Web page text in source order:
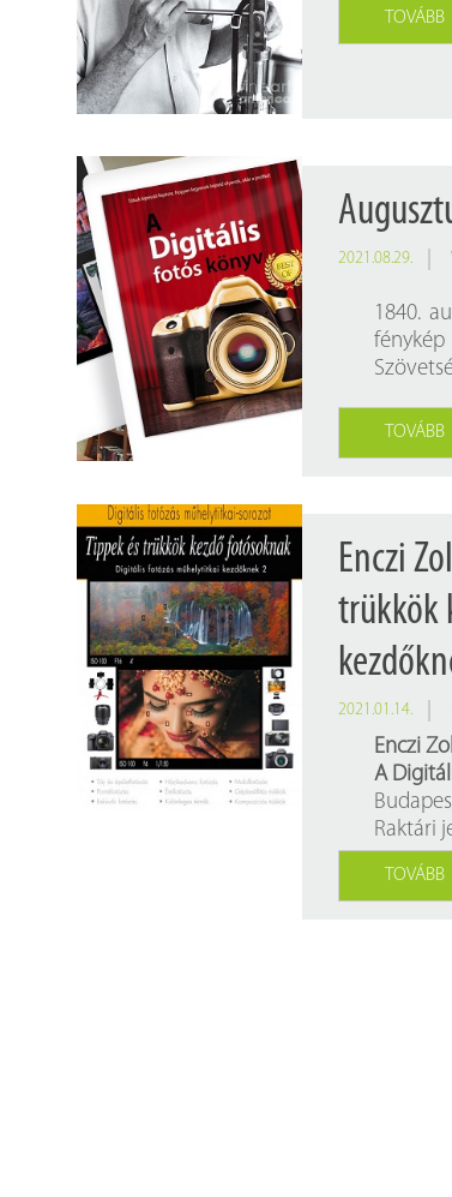
Findura Imre-díszoklevéllel kitüntetett
Galéria
Pályázatok
Közérdekű adatok
Online katalógus
TOVÁBB
2021.08.29.
1840.
TOVÁBB
Enczi
trükkök
2021.01.14.
Enczi
A
Raktári
TOVÁBB